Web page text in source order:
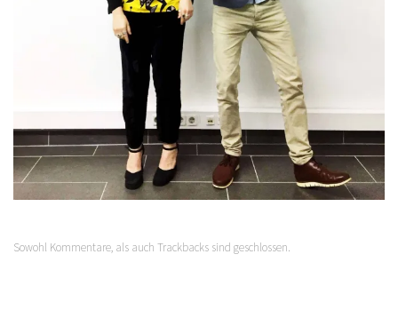
Sowohl Kommentare, als auch Trackbacks sind geschlossen.